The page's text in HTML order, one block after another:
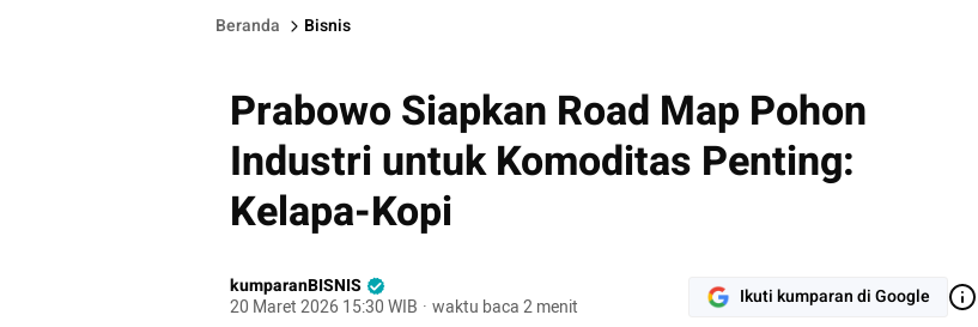
Beranda Bisnis
Prabowo Siapkan Road Map Pohon
Industri untuk Komoditas Penting:
Kelapa-Kopi
kumparanBISNIS
20 Maret 2026 15:30 WIB · waktu baca 2 menit Ikuti kumparan di Google